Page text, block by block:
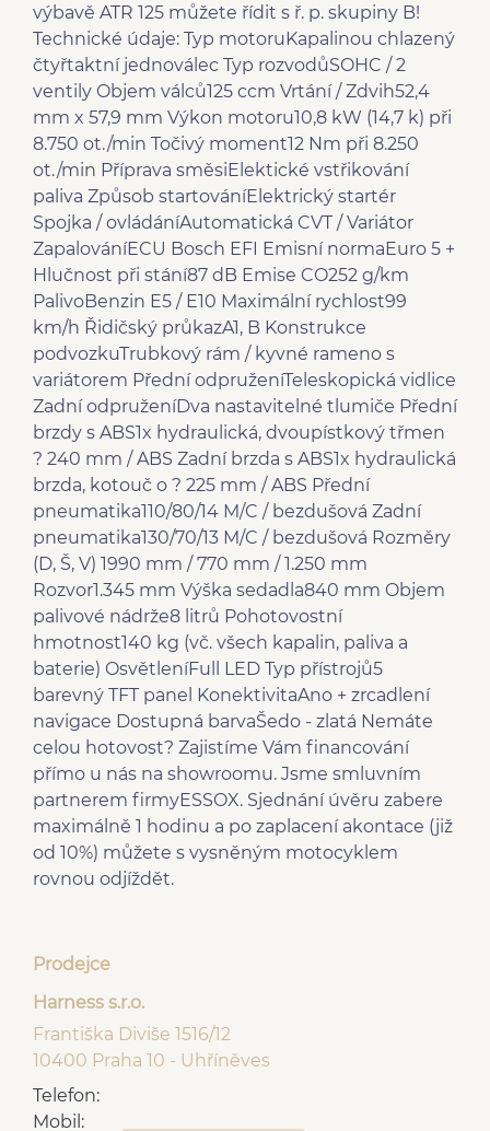
výbavě ATR 125 můžete řídit s ř. p. skupiny B!
Technické údaje: Typ motoruKapalinou chlazený
čtyřtaktní jednoválec Typ rozvodůSOHC / 2
ventily Objem válců125 ccm Vrtání / Zdvih52,4
mm x 57,9 mm Výkon motoru10,8 kW (14,7 k) při
8.750 ot./min Točivý moment12 Nm při 8.250
ot./min Příprava směsiElektické vstřikování
paliva Způsob startováníElektrický startér
Spojka / ovládáníAutomatická CVT / Variátor
ZapalováníECU Bosch EFI Emisní normaEuro 5 +
Hlučnost při stání87 dB Emise CO252 g/km
PalivoBenzin E5 / E10 Maximální rychlost99
km/h Řidičský průkazA1, B Konstrukce
podvozkuTrubkový rám / kyvné rameno s
variátorem Přední odpruženíTeleskopická vidlice
Zadní odpruženíDva nastavitelné tlumiče Přední
brzdy s ABS1x hydraulická, dvoupístkový třmen
? 240 mm / ABS Zadní brzda s ABS1x hydraulická
brzda, kotouč o ? 225 mm / ABS Přední
pneumatika110/80/14 M/C / bezdušová Zadní
pneumatika130/70/13 M/C / bezdušová Rozměry
(D, Š, V) 1990 mm / 770 mm / 1.250 mm
Rozvor1.345 mm Výška sedadla840 mm Objem
palivové nádrže8 litrů Pohotovostní
hmotnost140 kg (vč. všech kapalin, paliva a
baterie) OsvětleníFull LED Typ přístrojů5
barevný TFT panel KonektivitaAno + zrcadlení
navigace Dostupná barvaŠedo - zlatá Nemáte
celou hotovost? Zajistíme Vám financování
přímo u nás na showroomu. Jsme smluvním
partnerem firmyESSOX. Sjednání úvěru zabere
maximálně 1 hodinu a po zaplacení akontace (již
od 10%) můžete s vysněným motocyklem
rovnou odjíždět.
Prodejce
Harness s.r.o.
Františka Diviše 1516/12
10400 Praha 10 - Uhříněves
Telefon:
Mobil: